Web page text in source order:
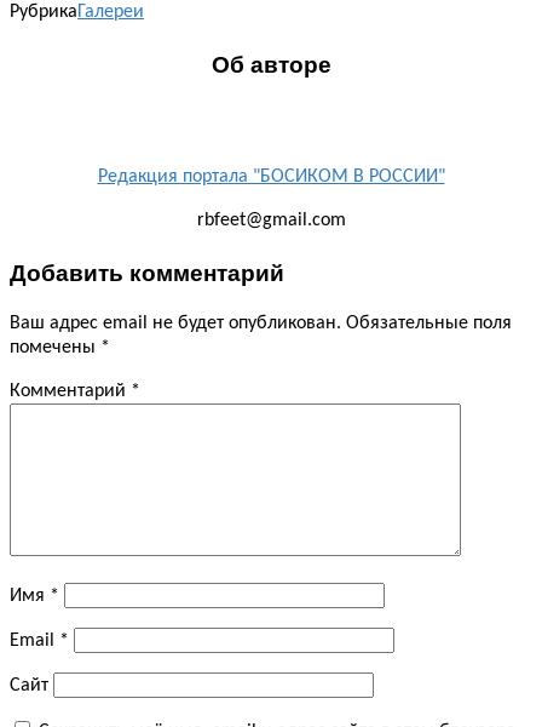
Рубрика Галереи
Об авторе
Редакция портала "БОСИКОМ В РОССИИ"
rbfeet@gmail.com
Добавить комментарий
Ваш адрес email не будет опубликован. Обязательные поля
помечены *
Комментарий *
Имя *
Email *
Сайт